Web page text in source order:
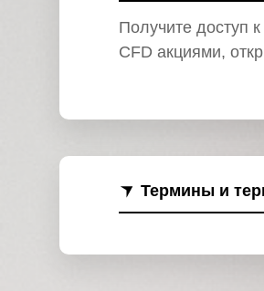
Получите доступ
CFD акциями,
Термины и